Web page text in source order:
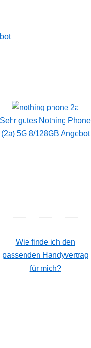
Sehr gutes Nothing Phone
(2a) 5G 8/128GB Angebot
Wie finde ich den
passenden Handyvertrag
für mich?